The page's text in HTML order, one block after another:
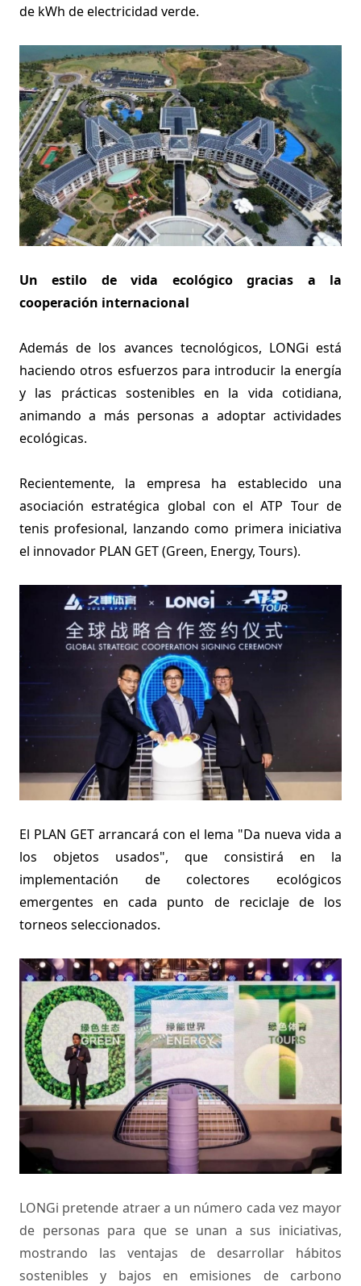
de kWh de electricidad verde.
Un estilo de vida ecológico gracias a la
cooperación internacional
Además de los avances tecnológicos, LONGi está
haciendo otros esfuerzos para introducir la energía
y las prácticas sostenibles en la vida cotidiana,
animando a más personas a adoptar actividades
ecológicas.
Recientemente, la empresa ha establecido una
asociación estratégica global con el ATP Tour de
tenis profesional, lanzando como primera iniciativa
el innovador PLAN GET (Green, Energy, Tours).
El PLAN GET arrancará con el lema "Da nueva vida a
los objetos usados", que consistirá en la
implementación de colectores ecológicos
emergentes en cada punto de reciclaje de los
torneos seleccionados.
LONGi pretende atraer a un número cada vez mayor
de personas para que se unan a sus iniciativas,
mostrando las ventajas de desarrollar hábitos
sostenibles y bajos en emisiones de carbono